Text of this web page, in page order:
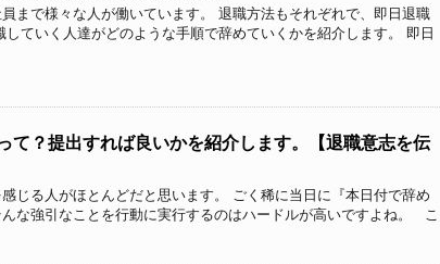
まで様々な人が働いています。 退職方法もそれぞれで、即日退職
ていく人達がどのような手順で辞めていくかを紹介します。 即日
て？提出すれば良いかを紹介します。【退職意志を伝
じる人がほとんどだと思います。 ごく稀に当日に『本日付で辞め
な強引なことを行動に実行するのはハードルが高いですよね。 こ